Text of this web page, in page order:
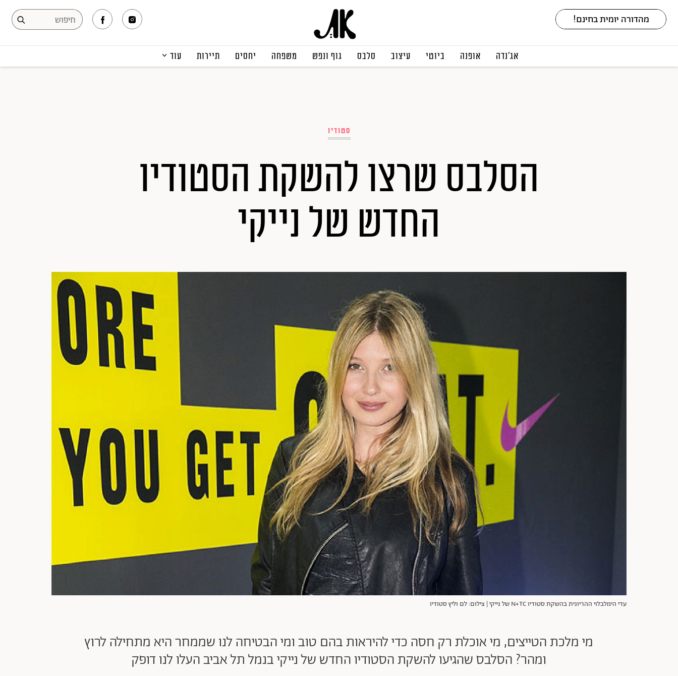
אג׳נדה אופנה ביוטי עיצוב סלבס גוף ונפש משפחה יחסים תיירות עוד
סטודיו
הסלבס שרצו להשקת הסטודיו
החדש של נייקי
עדי הימלבלוי ההריונית בהשקת סטודיו N+TC של נייקי | צילום: לם וליץ סטודיו
מי מלכת הטייצים, מי אוכלת רק חסה כדי להיראות בהם טוב ומי הבטיחה לנו שממחר היא מתחילה לרוץ
ומהר? הסלבס שהגיעו להשקת הסטודיו החדש של נייקי בנמל תל אביב העלו לנו דופק